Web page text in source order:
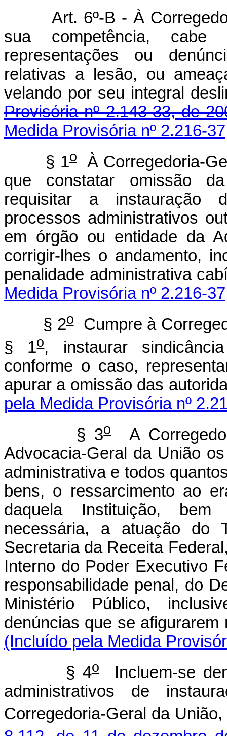
Art. 6º-B - À
sua competência,
representações ou
relativas a lesão, ou
velando por seu
Provisória nº 2.143-33, de
Medida Provisória nº 2.216-
§ 1oÀ Corregedoria-
que constatar omissão
requisitar a instauração
processos administrativos
em órgão ou entidade da
corrigir-lhes o andamento,
penalidade
Medida Provisória nº 2.216-
§ 2oCumpre à
§ 1o, instaurar
conforme o caso,
apurar a omissão das
pela Medida Provisória nº
§ 3oA
Advocacia-Geral da União
administrativa e todos
bens, o ressarcimento ao
daquela Instituição,
necessária, a atuação do
Secretaria da Receita
Interno do Poder Executivo
responsabilidade penal, do
Ministério Público,
denúncias que se
(Incluído pela Medida
§ 4oIncluem-se
administrativos de
Corregedoria-Geral da